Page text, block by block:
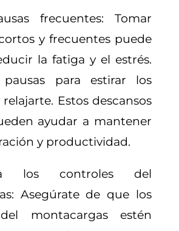
frecuentes: Tomar
y frecuentes puede
la fatiga y el estrés.
para estirar los
Estos descansos
ayudar a mantener
y productividad.
los controles del
Asegúrate de que los
montacargas estén